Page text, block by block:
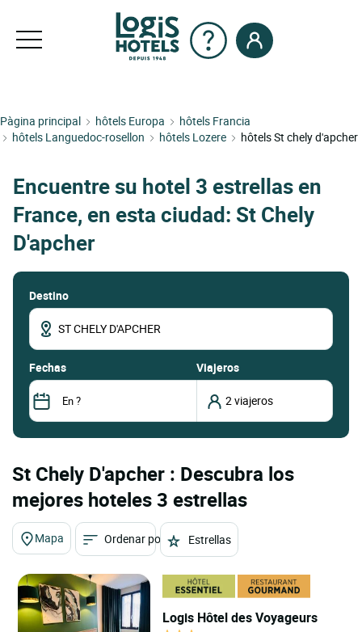
Pàgina principal hôtels Europa
hôtels Francia
hôtels Languedoc-rosellon
hôtels Lozere hôtels St chely d'apcher
Encuentre su hotel 3 estrellas en
France, en esta ciudad: St Chely
D'apcher
Destino
fechas Viajeros
St Chely D'apcher : Descubra los
mejores hoteles 3 estrellas
Mapa Ordenar por Estrellas
Logis Hôtel des Voyageurs